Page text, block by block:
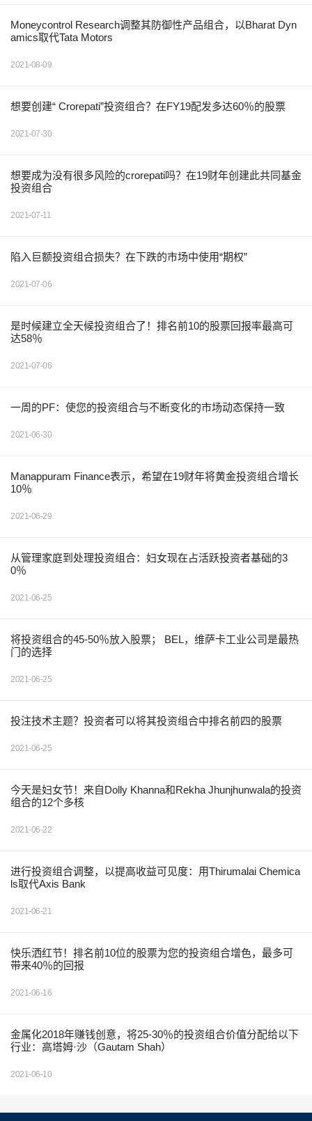
Moneycontrol Research调整其防御性产品组合，以Bharat Dyn
amics取代Tata Motors
2021-08-09
想要创建“ Crorepati”投资组合？在FY19配发多达60％的股票
2021-07-30
想要成为没有很多风险的crorepati吗？在19财年创建此共同基金
投资组合
2021-07-11
陷入巨额投资组合损失？在下跌的市场中使用“期权”
2021-07-06
是时候建立全天候投资组合了！排名前10的股票回报率最高可
达58％
2021-07-06
一周的PF：使您的投资组合与不断变化的市场动态保持一致
2021-06-30
Manappuram Finance表示，希望在19财年将黄金投资组合增长
10％
2021-06-29
从管理家庭到处理投资组合：妇女现在占活跃投资者基础的3
0％
2021-06-25
将投资组合的45-50％放入股票； BEL，维萨卡工业公司是最热
门的选择
2021-06-25
投注技术主题？投资者可以将其投资组合中排名前四的股票
2021-06-25
今天是妇女节！来自Dolly Khanna和Rekha Jhunjhunwala的投资
组合的12个多核
2021-06-22
进行投资组合调整，以提高收益可见度：用Thirumalai Chemica
ls取代Axis Bank
2021-06-21
快乐洒红节！排名前10位的股票为您的投资组合增色，最多可
带来40％的回报
2021-06-16
金属化2018年赚钱创意，将25-30％的投资组合价值分配给以下
行业：高塔姆·沙（Gautam Shah）
2021-06-10